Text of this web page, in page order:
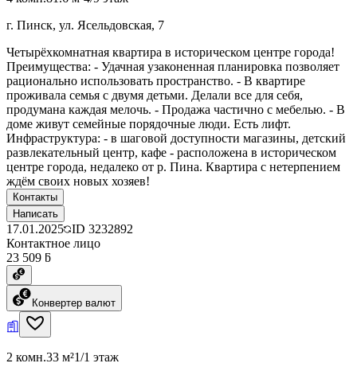
г. Пинск, ул. Ясельдовская, 7
Четырёхкомнатная квартира в историческом центре города!
Преимущества: - Удачная узаконенная планировка позволяет
рационально использовать пространство. - В квартире
проживала семья с двумя детьми. Делали все для себя,
продумана каждая мелочь. - Продажа частично с мебелью. - В
доме живут семейные порядочные люди. Есть лифт.
Инфраструктура: - в шаговой доступности магазины, детский
развлекательный центр, кафе - расположена в историческом
центре города, недалеко от р. Пина. Квартира с нетерпением
ждём своих новых хозяев!
Контакты
Написать
17.01.2025 ID 3232892
Контактное лицо
23 509 ƃ
Конвертер валют
2 комн.33 м²1/1 этаж